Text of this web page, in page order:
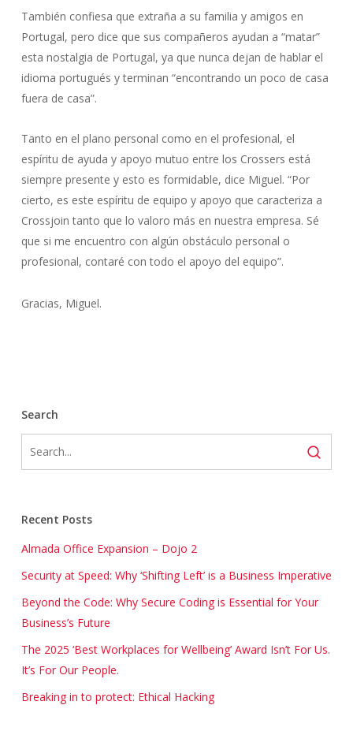
También confiesa que extraña a su familia y amigos en
Portugal, pero dice que sus compañeros ayudan a “matar”
esta nostalgia de Portugal, ya que nunca dejan de hablar el
idioma portugués y terminan “encontrando un poco de casa
fuera de casa”.
Tanto en el plano personal como en el profesional, el
espíritu de ayuda y apoyo mutuo entre los Crossers está
siempre presente y esto es formidable, dice Miguel. “Por
cierto, es este espíritu de equipo y apoyo que caracteriza a
Crossjoin tanto que lo valoro más en nuestra empresa. Sé
que si me encuentro con algún obstáculo personal o
profesional, contaré con todo el apoyo del equipo”.
Gracias, Miguel.
Search
Recent Posts
Almada Office Expansion – Dojo 2
Security at Speed: Why ‘Shifting Left’ is a Business Imperative
Beyond the Code: Why Secure Coding is Essential for Your
Business’s Future
The 2025 ‘Best Workplaces for Wellbeing’ Award Isn’t For Us.
It’s For Our People.
Breaking in to protect: Ethical Hacking